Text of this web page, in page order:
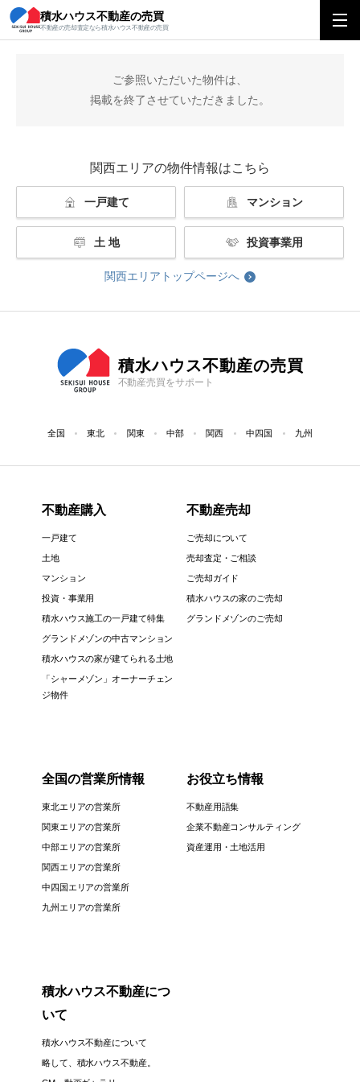
積水ハウス不動産の売買
不動産の売却査定なら積水ハウス不動産の売買
積水ハウス不動産の売買 関西エリアトップ
ご参照いただいた物件は、
掲載を終了させていただきました。
関西エリアの物件情報はこちら
一戸建て マンション
土 地 投資事業用
関西エリアトップページへ
積水ハウス不動産の売買
不動産売買をサポート
全国 東北 関東 中部 関西 中四国 九州
不動産購入
一戸建て
土地
マンション
投資・事業用
積水ハウス施工の一戸建て特集
グランドメゾンの中古マンション
積水ハウスの家が建てられる土地
「シャーメゾン」オーナーチェン
ジ物件
不動産売却
ご売却について
売却査定・ご相談
ご売却ガイド
積水ハウスの家のご売却
グランドメゾンのご売却
全国の営業所情報
東北エリアの営業所
関東エリアの営業所
中部エリアの営業所
関西エリアの営業所
中四国エリアの営業所
九州エリアの営業所
お役立ち情報
不動産用語集
企業不動産コンサルティング
資産運用・土地活用
積水ハウス不動産につ
いて
積水ハウス不動産について
略して、積水ハウス不動産。